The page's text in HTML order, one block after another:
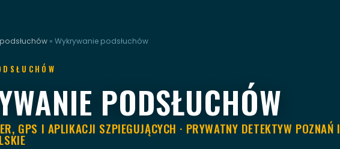
» Wykrywanie podsłuchów
PODSŁUCHÓW
GPS I APLIKACJI SZPIEGUJĄCYCH · PRYWATNY DETEKTYW POZNAŃ I